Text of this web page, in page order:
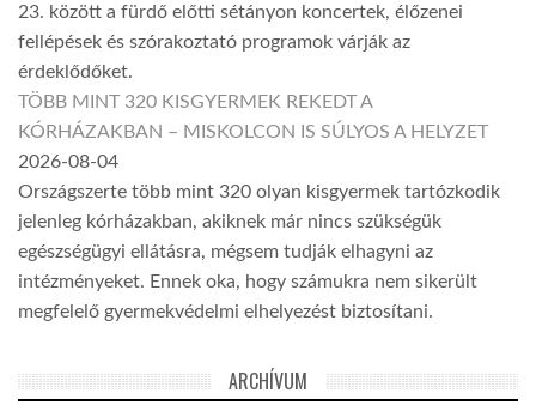
23. között a fürdő előtti sétányon koncertek, élőzenei
fellépések és szórakoztató programok várják az
érdeklődőket.
TÖBB MINT 320 KISGYERMEK REKEDT A
KÓRHÁZAKBAN – MISKOLCON IS SÚLYOS A HELYZET
2026-08-04
Országszerte több mint 320 olyan kisgyermek tartózkodik
jelenleg kórházakban, akiknek már nincs szükségük
egészségügyi ellátásra, mégsem tudják elhagyni az
intézményeket. Ennek oka, hogy számukra nem sikerült
megfelelő gyermekvédelmi elhelyezést biztosítani.
ARCHÍVUM